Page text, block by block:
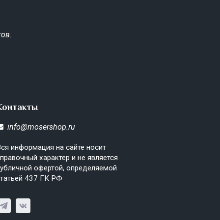
info@mosershop.ru
информация на сайте носит
характер и не является
офертой, определяемой
437 ГК РФ